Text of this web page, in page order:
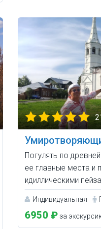
Погулять по
ее главные места и
идиллическими
Индивидуальная
6950 ₽ за